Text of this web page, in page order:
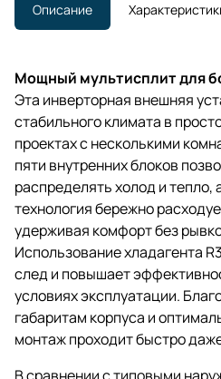
Описание
Мощный мультисплит для
Эта инверторная внешняя
стабильного климата в
проектах с несколькими
пяти внутренних блоков
распределять холод и тепло,
технология бережно
удерживая комфорт без
Использование хладагента
след и повышает
условиях эксплуатации.
габаритам корпуса и
монтаж проходит быстро